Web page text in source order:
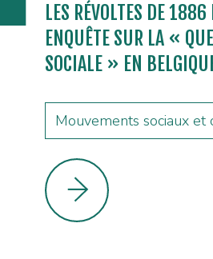
LES RÉVOLTES DE
ENQUÊTE SUR LA «
SOCIALE » EN
Mouvements sociaux et